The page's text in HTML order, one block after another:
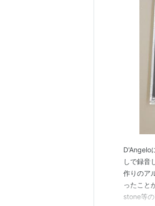
D'Angelo
しで録音
作りのア
ったこと
stone等